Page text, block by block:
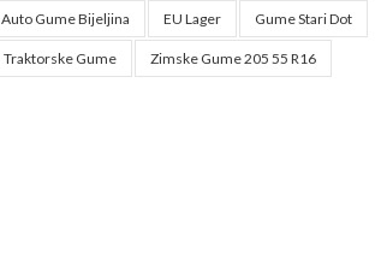
Auto Gume Bijeljina EU Lager Gume Stari Dot
Traktorske Gume Zimske Gume 205 55 R16